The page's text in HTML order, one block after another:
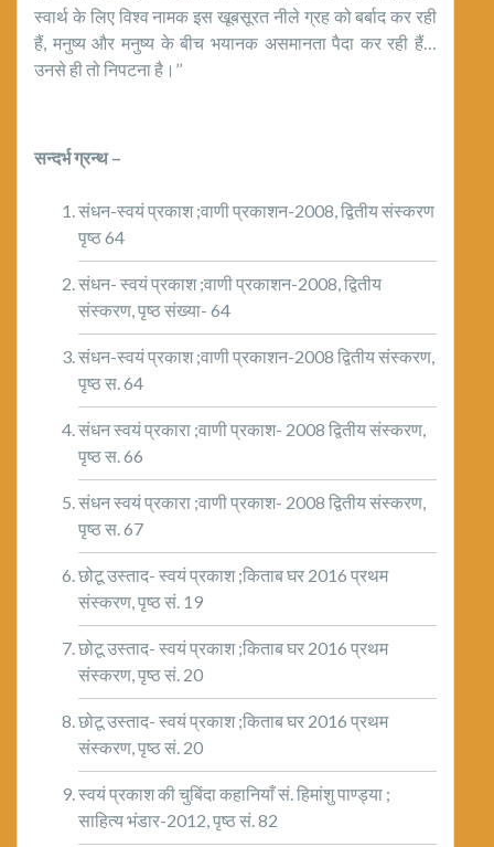
स्वार्थ के लिए विश्व नामक इस खूबसूरत नीले ग्रह को बर्बाद कर रही
हैं, मनुष्य और मनुष्य के बीच भयानक असमानता पैदा कर रही हैं…
उनसे ही तो निपटना है।’’
सन्दर्भ ग्रन्थ –
संधन-स्वयं प्रकाश ;वाणी प्रकाशन-2008, द्वितीय संस्करण
पृष्ठ 64
संधन- स्वयं प्रकाश ;वाणी प्रकाशन-2008, द्वितीय
संस्करण, पृष्ठ संख्या- 64
संधन-स्वयं प्रकाश ;वाणी प्रकाशन-2008 द्वितीय संस्करण,
पृष्ठ स. 64
संधन स्वयं प्रकारा ;वाणी प्रकाश- 2008 द्वितीय संस्करण,
पृष्ठ स. 66
संधन स्वयं प्रकारा ;वाणी प्रकाश- 2008 द्वितीय संस्करण,
पृष्ठ स. 67
छोटू उस्ताद- स्वयं प्रकाश ;किताब घर 2016 प्रथम
संस्करण, पृष्ठ सं. 19
छोटू उस्ताद- स्वयं प्रकाश ;किताब घर 2016 प्रथम
संस्करण, पृष्ठ सं. 20
छोटू उस्ताद- स्वयं प्रकाश ;किताब घर 2016 प्रथम
संस्करण, पृष्ठ सं. 20
स्वयं प्रकाश की चुबिंदा कहानियाँ सं. हिमांशु पाण्ड्या ;
साहित्य भंडार-2012, पृष्ठ सं. 82